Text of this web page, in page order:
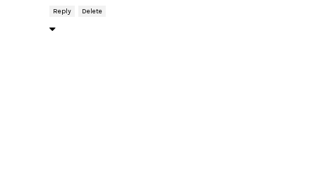
Reply Delete